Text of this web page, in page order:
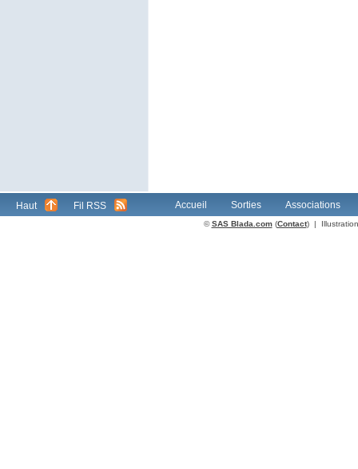
Haut Fil RSS Accueil Sorties Associations
©SAS Blada.com(Contact) |